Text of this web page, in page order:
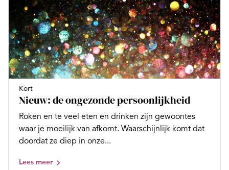
Kort
Nieuw: de ongezonde persoonlijkheid
Roken en te veel eten en drinken zijn gewoontes
waar je moeilijk van afkomt. Waarschijnlijk komt dat
doordat ze diep in onze...
Lees meer